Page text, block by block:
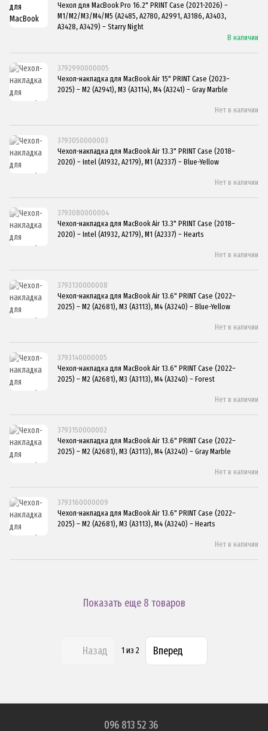
Чехол для MacBook Pro 16.2" PRINT Case (2021-2026) –
M1/M2/M3/M4/M5 (A2485, A2780, A2991, A3186, A3403,
A3428, A3429) – Starry Night
В наличии
3792990000005
Чехол-накладка для MacBook Air 15" PRINT Case (2023–
2025) – M2 (A2941), M3 (A3114), M4 (A3241) – Gray Marble
Нет в наличии
3793050000003
Чехол-накладка для MacBook Air 13.3" PRINT Case (2018–
2020) – Intel (A1932, A2179), M1 (A2337) – Blue-Yellow
Нет в наличии
3793080000004
Чехол-накладка для MacBook Air 13.3" PRINT Case (2018–
2020) – Intel (A1932, A2179), M1 (A2337) – Hearts
Нет в наличии
3793130000008
Чехол-накладка для MacBook Air 13.6" PRINT Case (2022–
2025) – M2 (A2681), M3 (A3113), M4 (A3240) – Blue-Yellow
Нет в наличии
3793140000005
Чехол-накладка для MacBook Air 13.6" PRINT Case (2022–
2025) – M2 (A2681), M3 (A3113), M4 (A3240) – Forest
Нет в наличии
3793150000002
Чехол-накладка для MacBook Air 13.6" PRINT Case (2022–
2025) – M2 (A2681), M3 (A3113), M4 (A3240) – Gray Marble
Нет в наличии
3793160000009
Чехол-накладка для MacBook Air 13.6" PRINT Case (2022–
2025) – M2 (A2681), M3 (A3113), M4 (A3240) – Hearts
Нет в наличии
Показать еще 8 товаров
Назад 1 из 2 Вперед
096 813 52 36